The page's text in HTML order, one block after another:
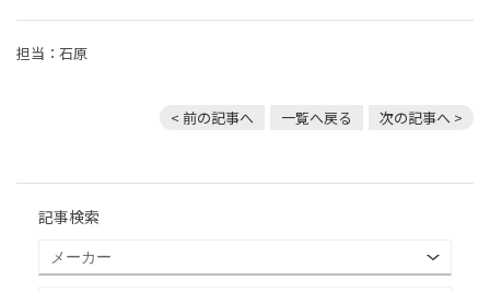
担当：石原
< 前の記事へ 一覧へ戻る 次の記事へ >
記事検索